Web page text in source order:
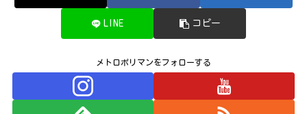
LINE コピー
メトロポリマンをフォローする